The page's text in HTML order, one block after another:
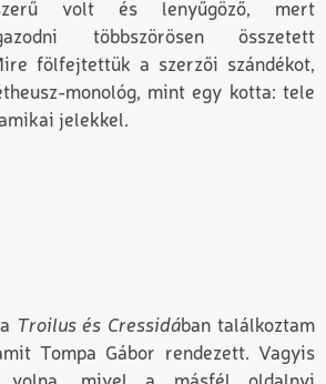
volt és lenyűgöző, mert
többszörösen összetett
fölfejtettük a szerzői szándékot,
monológ, mint egy kotta: tele
jelekkel.
Troilus és Cressidában találkoztam
Tompa Gábor rendezett. Vagyis